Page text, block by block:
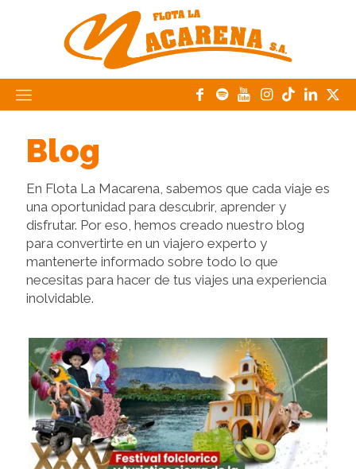
Blog
En Flota La Macarena, sabemos que cada viaje es
una oportunidad para descubrir, aprender y
disfrutar. Por eso, hemos creado nuestro blog
para convertirte en un viajero experto y
mantenerte informado sobre todo lo que
necesitas para hacer de tus viajes una experiencia
inolvidable.